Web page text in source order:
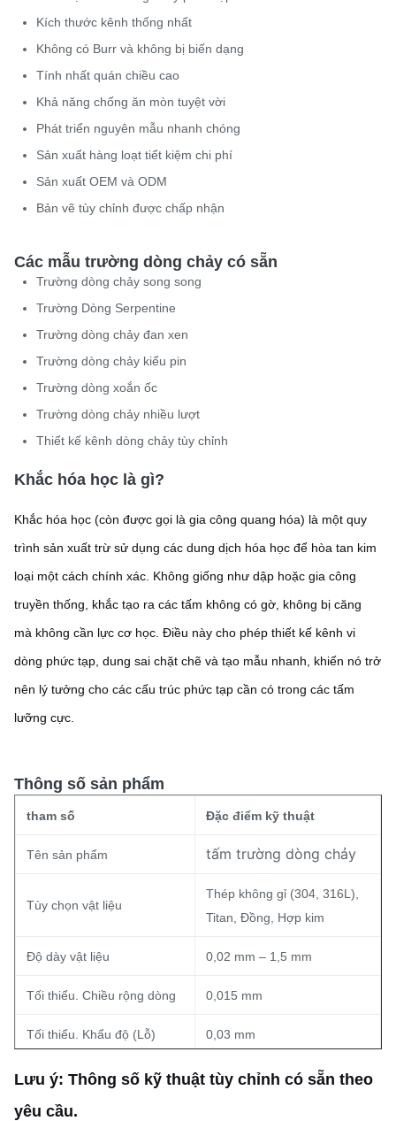
Kích thước kênh thống nhất
Không có Burr và không bị biến dạng
Tính nhất quán chiều cao
Khả năng chống ăn mòn tuyệt vời
Phát triển nguyên mẫu nhanh chóng
Sản xuất hàng loạt tiết kiệm chi phí
Sản xuất OEM và ODM
Bản vẽ tùy chỉnh được chấp nhận
Các mẫu trường dòng chảy có sẵn
Trường dòng chảy song song
Trường Dòng Serpentine
Trường dòng chảy đan xen
Trường dòng chảy kiểu pin
Trường dòng xoắn ốc
Trường dòng chảy nhiều lượt
Thiết kế kênh dòng chảy tùy chỉnh
Khắc hóa học là gì?
Khắc hóa học (còn được gọi là gia công quang hóa) là một quy
trình sản xuất trừ sử dụng các dung dịch hóa học để hòa tan kim
loại một cách chính xác. Không giống như dập hoặc gia công
truyền thống, khắc tạo ra các tấm không có gờ, không bị căng
mà không cần lực cơ học. Điều này cho phép thiết kế kênh vi
dòng phức tạp, dung sai chặt chẽ và tạo mẫu nhanh, khiến nó trở
nên lý tưởng cho các cấu trúc phức tạp cần có trong các tấm
lưỡng cực.
Thông số sản phẩm
tham số Đặc điểm kỹ thuật
Tên sản phẩm tấm trường dòng chảy
Tùy chọn vật liệu
Thép không gỉ (304, 316L),
Titan, Đồng, Hợp kim
Độ dày vật liệu 0,02 mm – 1,5 mm
Tối thiểu. Chiều rộng dòng 0,015 mm
Tối thiểu. Khẩu độ (Lỗ) 0,03 mm
Dung sai kích thước ±0,03 mm (Độ đồng đều)
Lưu ý: Thông số kỹ thuật tùy chỉnh có sẵn theo
yêu cầu.